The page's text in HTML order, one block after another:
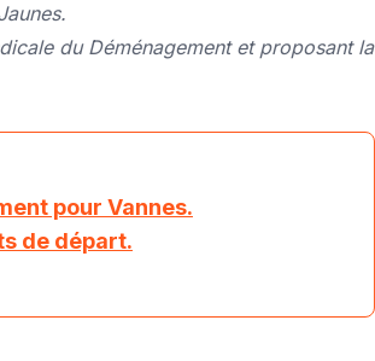
du Déménagement et proposant la
pour Vannes.
de départ.